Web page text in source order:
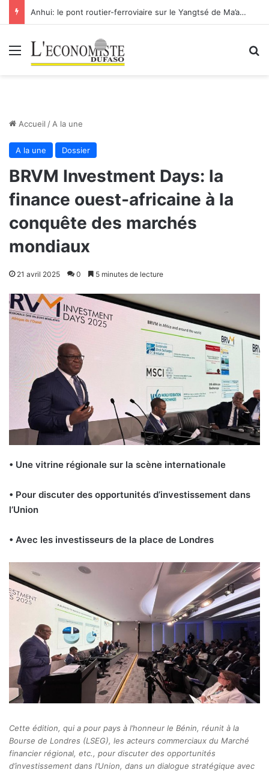
Anhui: le pont routier-ferroviaire sur le Yangtsé de Ma’anshan entre dans la phase finale en vue de sa mise en service
Menu
Accueil / A la une
A la une Dossier
BRVM Investment Days: la
finance ouest-africaine à la
conquête des marchés
mondiaux
21 avril 2025 0 5 minutes de lecture
• Une vitrine régionale sur la scène internationale
• Pour discuter des opportunités d’investissement dans
l’Union
• Avec les investisseurs de la place de Londres
Cette édition, qui a pour pays à l’honneur le Bénin, réunit à la
Bourse de Londres (LSEG), les acteurs commerciaux du Marché
financier régional, etc., pour discuter des opportunités
d’investissement dans l’Union, dans un dialogue stratégique avec